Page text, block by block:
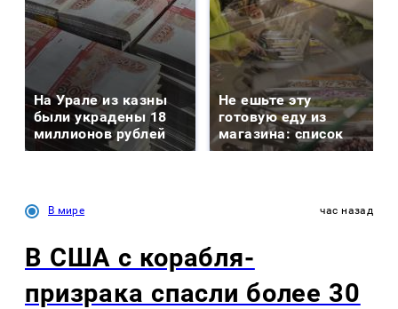
На Урале из казны
были украдены 18
миллионов рублей
Не ешьте эту
готовую еду из
магазина: список
В мире час назад
В США с корабля-
призрака спасли более 30